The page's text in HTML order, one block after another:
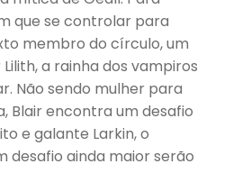
que se controlar para
membro do círculo, um
a rainha dos vampiros
Não sendo mulher para
Blair encontra um desafio
e galante Larkin, o
desafio ainda maior serão